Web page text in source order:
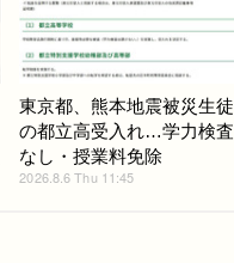
東京都、熊本地震被災生徒
の都立高受入れ…学力検査
なし・授業料免除
2026.8.6 Thu 11:45